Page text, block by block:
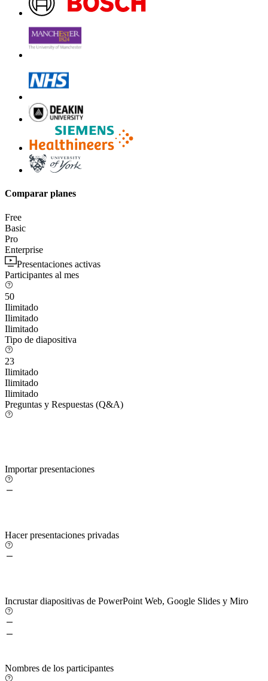
Comparar planes
Free
Basic
Pro
Enterprise
Presentaciones activas
Participantes al mes
50
Ilimitado
Ilimitado
Ilimitado
Tipo de diapositiva
23
Ilimitado
Ilimitado
Ilimitado
Preguntas y Respuestas (Q&A)
Importar presentaciones
Hacer presentaciones privadas
Incrustar diapositivas de PowerPoint Web, Google Slides y Miro
Nombres de los participantes